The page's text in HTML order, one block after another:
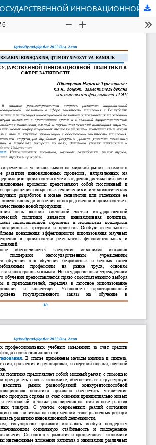
РАЗВИТИЕ ГОСУДАРСТВЕННОЙ ИННОВАЦИОННОЙ ПОЛИТИКИ В СФЕРЕ ЗАНЯТОСТИ